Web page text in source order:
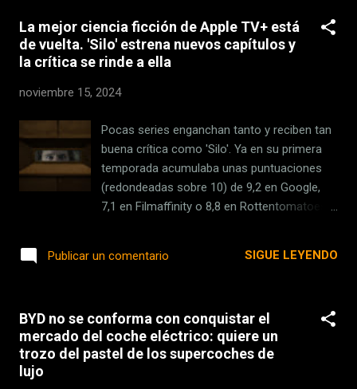
camino. Para Dongfeng, al coche las define
mejor: Urban, Electric, Fun . Comprobémoslo.
Ficha técnica del Dongfeng Box Dongfeng
box Tipo de carrocería. Compacto de cinco
1,81 metros de ancho y 1,57 metros de alto.
Distancia entre ejes de 2,66 metros.
Maletero. No especificado. Potencia máxima.
70 kW (94 CV) Consumo WLTP. No
especificado. Autonomía 340 kilómetros
Obligatorias por la Unión Euro...
La mejor ciencia ficción de Apple TV+ está
de vuelta. 'Silo' estrena nuevos capítulos y
la crítica se rinde a ella
noviembre 15, 2024
Pocas series enganchan tanto y reciben tan
buena crítica como 'Silo'. Ya en su primera
temporada acumulaba unas puntuaciones
(redondeadas sobre 10) de 9,2 en Google,
7,1 en Filmaffinity o 8,8 en Rottentomatoes.
primera. O al menos en eso coinciden los
avanzaba un exclusivo avance con los
primeros minutos de la nueva temporada de
'Silo'. Sin embargo, no ha sido hasta hoy que
Publicar un comentario SIGUE LEYENDO
BYD no se conforma con conquistar el
mercado del coche eléctrico: quiere un
trozo del pastel de los supercoches de
lujo